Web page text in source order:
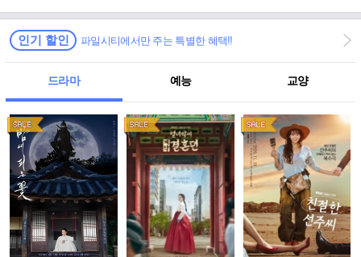
인기 할인 파일시티에서만 주는 특별한 혜택!!
드라마 예능 교양